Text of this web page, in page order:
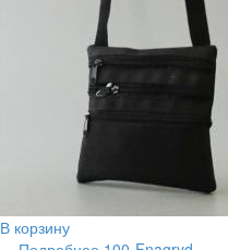
В корзину